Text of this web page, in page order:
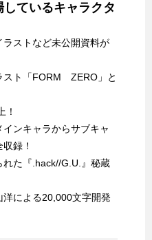
しているキャラクタ
ラストなど未公開資料が
スト「FORM ZERO」と
！
インキャラからサブキャ
録！
れた『.hack//G.U.』秘蔵
洋による20,000文字開発